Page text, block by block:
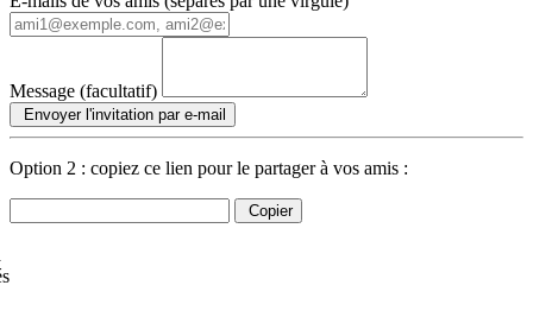
Message (facultatif)
Envoyer l'invitation par e-mail
Option 2 : copiez ce lien pour le partager à vos amis :
Copier